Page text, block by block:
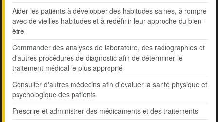
Aider les patients à développer des habitudes saines, à rompre
avec de vieilles habitudes et à redéfinir leur approche du bien-
être
Commander des analyses de laboratoire, des radiographies et
d'autres procédures de diagnostic afin de déterminer le
traitement médical le plus approprié
Consulter d'autres médecins afin d'évaluer la santé physique et
psychologique des patients
Prescrire et administrer des médicaments et des traitements